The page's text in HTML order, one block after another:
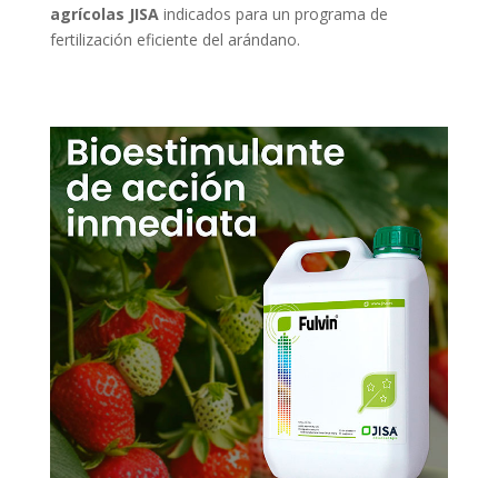
agrícolas JISAindicados para un programa de
fertilización eficiente del arándano.